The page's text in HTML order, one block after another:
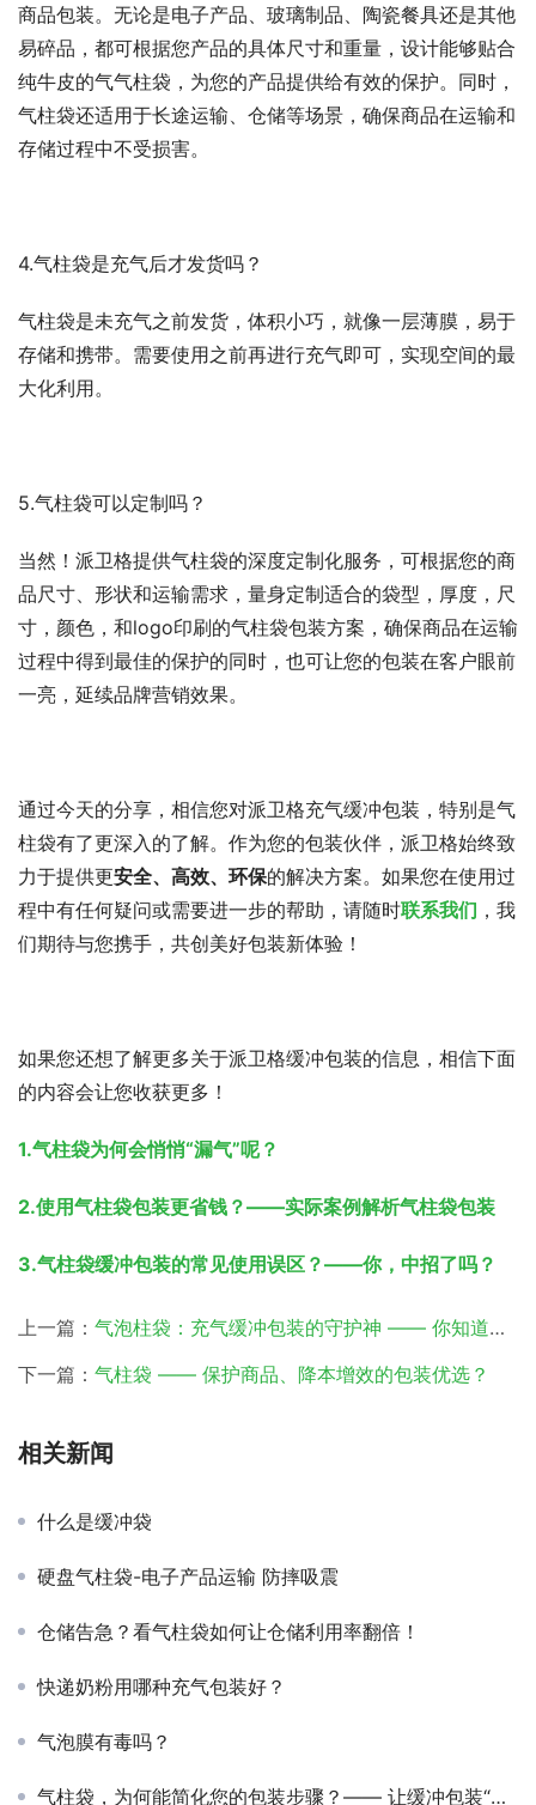
商品包装。无论是电子产品、玻璃制品、陶瓷餐具还是其他
易碎品，都可根据您产品的具体尺寸和重量，设计能够贴合
纯牛皮的气气柱袋，为您的产品提供给有效的保护。同时，
气柱袋还适用于长途运输、仓储等场景，确保商品在运输和
存储过程中不受损害。
4.气柱袋是充气后才发货吗？
气柱袋是未充气之前发货，体积小巧，就像一层薄膜，易于
存储和携带。需要使用之前再进行充气即可，实现空间的最
大化利用。
5.气柱袋可以定制吗？
当然！派卫格提供气柱袋的深度定制化服务，可根据您的商
品尺寸、形状和运输需求，量身定制适合的袋型，厚度，尺
寸，颜色，和logo印刷的气柱袋包装方案，确保商品在运输
过程中得到最佳的保护的同时，也可让您的包装在客户眼前
一亮，延续品牌营销效果。
通过今天的分享，相信您对派卫格充气缓冲包装，特别是气
柱袋有了更深入的了解。作为您的包装伙伴，派卫格始终致
力于提供更安全、高效、环保的解决方案。如果您在使用过
程中有任何疑问或需要进一步的帮助，请随时联系我们 ，我
们期待与您携手，共创美好包装新体验！
如果您还想了解更多关于派卫格缓冲包装的信息，相信下面
的内容会让您收获更多！
1.气柱袋为何会悄悄“漏气”呢？
2.使用气柱袋包装更省钱？——实际案例解析气柱袋包装
3.气柱袋缓冲包装的常见使用误区？——你，中招了吗？
上一篇： 气泡柱袋：充气缓冲包装的守护神 —— 你知道气柱背后的秘密吗？
下一篇： 气柱袋 —— 保护商品、降本增效的包装优选？
相关新闻
什么是缓冲袋
硬盘气柱袋-电子产品运输 防摔吸震
仓储告急？看气柱袋如何让仓储利用率翻倍！
快递奶粉用哪种充气包装好？
气泡膜有毒吗？
气柱袋，为何能简化您的包装步骤？—— 让缓冲包装“轻装上阵”